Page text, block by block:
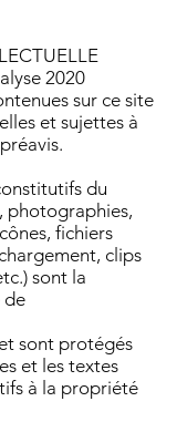
2020
sur ce site
et sujettes à
du
photographies,
fichiers
clips
sont la
de
sont protégés
et les textes
à la propriété